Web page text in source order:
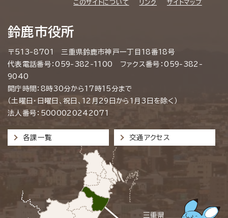
このサイトについて リンク サイトマップ
鈴鹿市役所
〒513-8701 三重県鈴鹿市神戸一丁目18番18号
代表電話番号：059-382-1100 ファクス番号：059-382-
9040
開庁時間：8時30分から17時15分まで
（土曜日・日曜日、祝日、12月29日から1月3日を除く）
法人番号：5000020242071
各課一覧 交通アクセス